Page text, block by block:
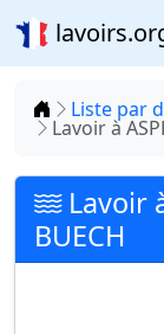
Accueil
Liste par
Lavoir à
Lavoir
BUECH